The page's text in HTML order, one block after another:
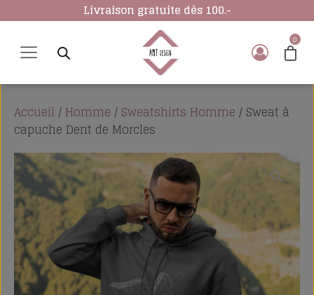
Livraison gratuite dès 100.-
Accueil / Homme / Sweatshirts Homme / Sweat à
capuche Dent de Morcles